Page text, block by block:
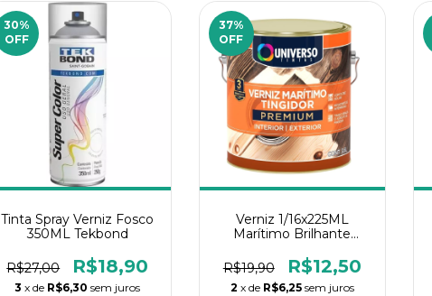
30%
OFF
Tinta Spray Verniz Fosco
350ML Tekbond
R$27,00 R$18,90
3 x de R$6,30 sem juros
37%
OFF
Verniz 1/16x225ML
Marítimo Brilhante
R$19,90
R$12,50
2 x de R$6,25 sem juros